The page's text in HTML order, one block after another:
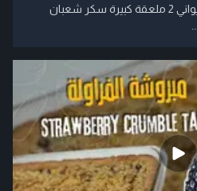
زبدة حيواني 250 غرام سمنة حيواني 2 ملعقة كبيرة سكر شعبان